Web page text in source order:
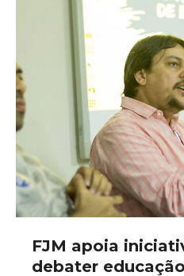
FJM apoia
debater educação